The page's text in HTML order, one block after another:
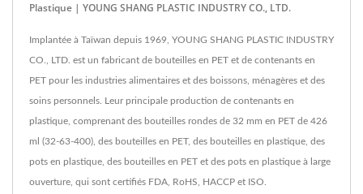
Plastique | YOUNG SHANG PLASTIC INDUSTRY CO., LTD.
Implantée à Taïwan depuis 1969, YOUNG SHANG PLASTIC INDUSTRY
CO., LTD. est un fabricant de bouteilles en PET et de contenants en
PET pour les industries alimentaires et des boissons, ménagères et des
soins personnels. Leur principale production de contenants en
plastique, comprenant des bouteilles rondes de 32 mm en PET de 426
ml (32-63-400), des bouteilles en PET, des bouteilles en plastique, des
pots en plastique, des bouteilles en PET et des pots en plastique à large
ouverture, qui sont certifiés FDA, RoHS, HACCP et ISO.